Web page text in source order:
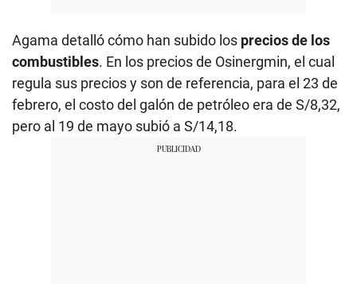
Agama detalló cómo han subido los precios de los
combustibles. En los precios de Osinergmin, el cual
regula sus precios y son de referencia, para el 23 de
febrero, el costo del galón de petróleo era de S/8,32,
pero al 19 de mayo subió a S/14,18.